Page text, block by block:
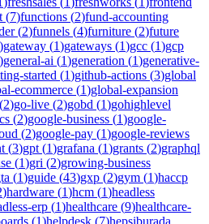
(7)functions (2)fund-accounting
(2)funnels (4)furniture (2)future
)gateway (1)gateways (1)gcc (1)gcp
)general-ai (1)generation (1)generative-
started (1)github-actions (3)global
ecommerce (1)global-expansion
(2)go-live (2)gobd (1)gohighlevel
(2)google-business (1)google-
(2)google-pay (1)google-reviews
(3)gpt (1)grafana (1)grants (2)graphql
(1)gri (2)growing-business
(1)guide (43)gxp (2)gym (1)haccp
)hardware (1)hcm (1)headless
erp (1)healthcare (9)healthcare-
(1)helpdesk (7)hepsiburada